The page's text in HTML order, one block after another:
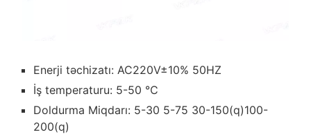
Enerji təchizatı: AC220V±10% 50HZ
İş temperaturu: 5-50 ℃
Doldurma Miqdarı: 5-30 5-75 30-150(q)100-
200(q)